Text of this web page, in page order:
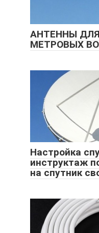
АНТЕННЫ
МЕТРОВЫХ
Настройка
инструктаж
на спутник